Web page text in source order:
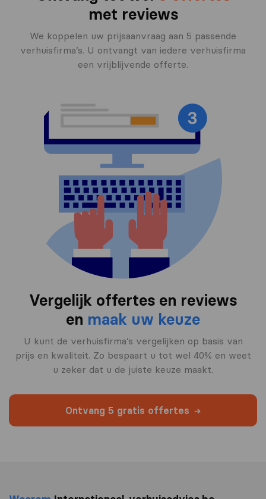
met reviews
We koppelen uw prijsaanvraag aan 5 passende
verhuisfirma’s. U ontvangt van iedere verhuisfirma
een vrijblijvende offerte.
Vergelijk offertes en reviews
en maak uw keuze
U kunt de verhuisfirma’s vergelijken op basis van
prijs en kwaliteit. Zo bespaart u tot wel 40% en weet
u zeker dat u de juiste keuze maakt.
Ontvang 5 gratis offertes